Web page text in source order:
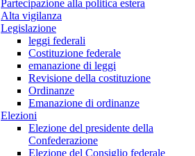
Partecipazione alla politica estera
Alta vigilanza
Legislazione
leggi federali
Costituzione federale
emanazione di leggi
Revisione della costituzione
Ordinanze
Emanazione di ordinanze
Elezioni
Elezione del presidente della
Confederazione
Elezione del Consiglio federale